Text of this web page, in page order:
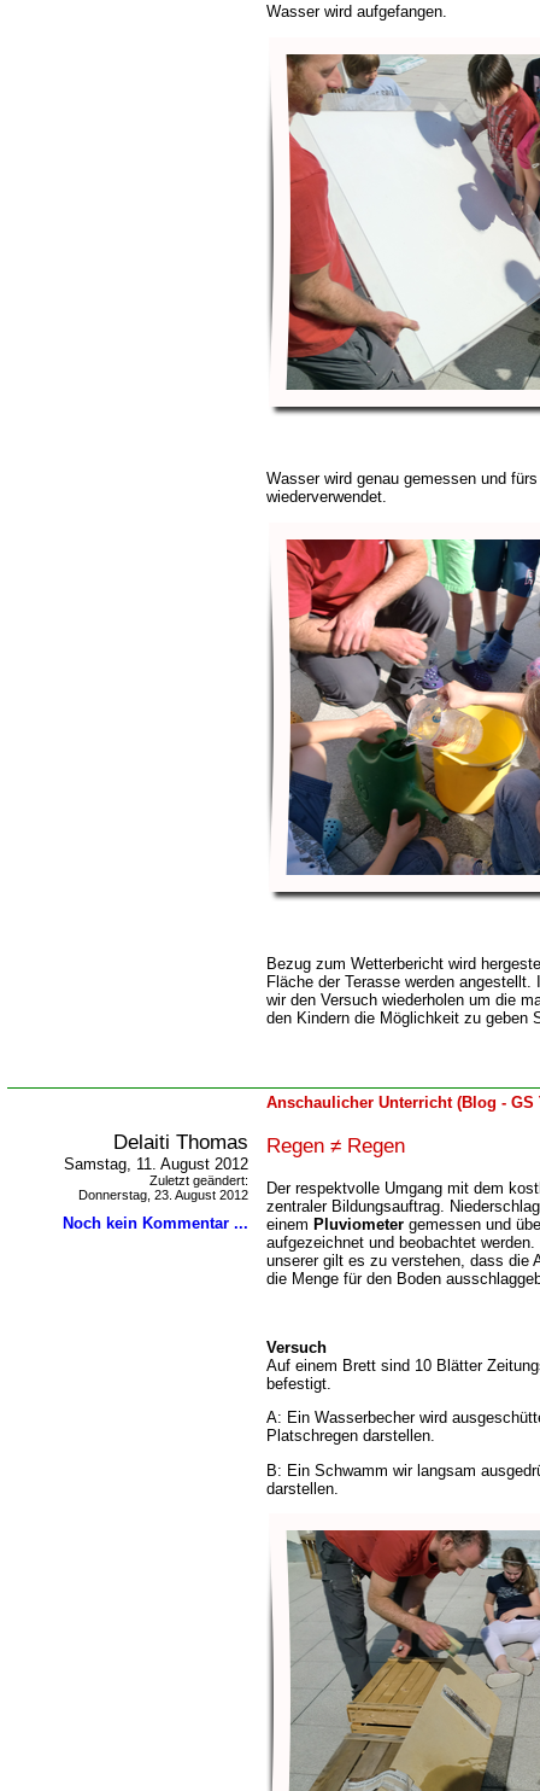
Wasser wird aufgefangen.
Wasser wird genau gemessen und
wiederverwendet.
Bezug zum Wetterbericht wird
Fläche der Terasse werden
wir den Versuch wiederholen um die
den Kindern die Möglichkeit zu geben
Anschaulicher Unterricht (Blog - GS
Delaiti Thomas
Samstag, 11. August 2012
Zuletzt geändert:
Donnerstag, 23. August 2012
Noch kein Kommentar ...
Regen ≠ Regen
Der respektvolle Umgang mit dem
zentraler Bildungsauftrag.
einem Pluviometer gemessen und
aufgezeichnet und beobachtet
unserer gilt es zu verstehen, dass die
die Menge für den Boden
Versuch
Auf einem Brett sind 10 Blätter
befestigt.
A: Ein Wasserbecher wird
Platschregen darstellen.
B: Ein Schwamm wir langsam
darstellen.